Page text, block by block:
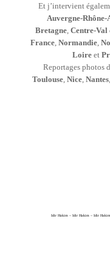
Et j’intervient
Auvergne-Rhône-
Bretagne, Centre-Val
France Normandie
Loireet
Reportages photos
Toulouse, Nice, Nantes,
Idir Hakim – Idir Hakim – Idir